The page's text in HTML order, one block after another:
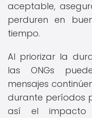
aceptable,
perduren en
tiempo.
Al priorizar la
las ONGs
mensajes
durante períodos
así el